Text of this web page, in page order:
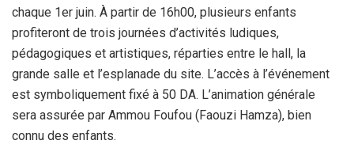
chaque 1er juin. À partir de 16h00, plusieurs enfants
profiteront de trois journées d’activités ludiques,
pédagogiques et artistiques, réparties entre le hall, la
grande salle et l’esplanade du site. L’accès à l’événement
est symboliquement fixé à 50 DA. L’animation générale
sera assurée par Ammou Foufou (Faouzi Hamza), bien
connu des enfants.